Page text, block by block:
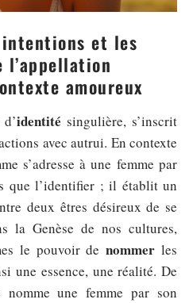
intentions et les
amoureux
identité singulière, s’inscrit
avec autrui. En contexte
s’adresse à une femme par
que l’identifier ; il établit un
deux êtres désireux de se
la Genèse de nos cultures,
le pouvoir denommer les
une essence, une réalité. De
nomme une femme par son